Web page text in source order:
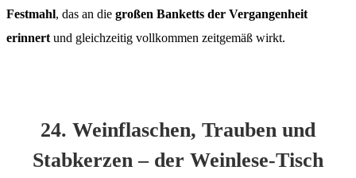
Festmahl, das an die großen Banketts der Vergangenheit
erinnert und gleichzeitig vollkommen zeitgemäß wirkt.
24. Weinflaschen, Trauben und
Stabkerzen – der Weinlese-Tisch